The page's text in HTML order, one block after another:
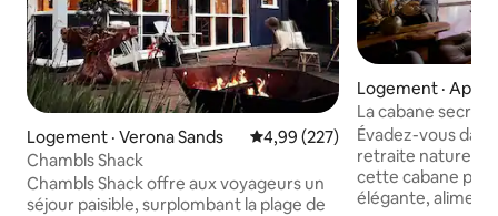
Logement · Verona Sands Note moyenne de 4,99 sur 5,
4,99 (227)
Chambls Shack
Chambls Shack offre aux voyageurs un
séjour paisible, surplombant la plage de
Logement ·
La cabane secrète
Évadez-vous
retraite naturelle
cette cabane
élégante,